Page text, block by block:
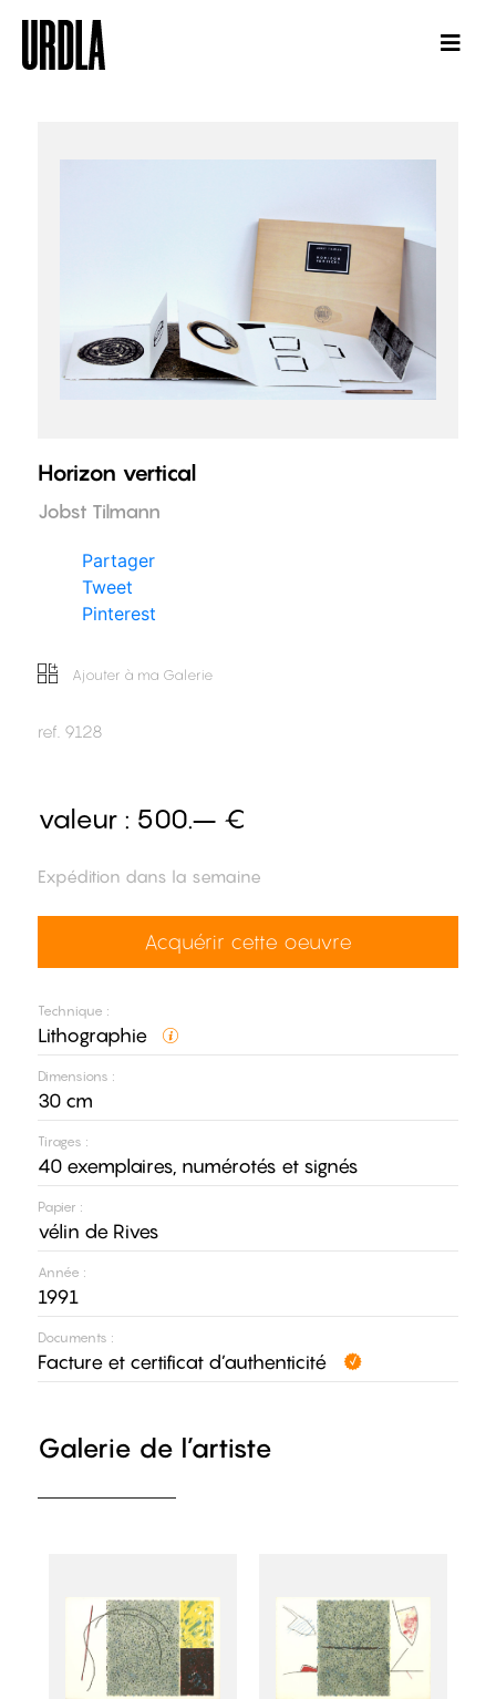
Horizon vertical
Jobst Tilmann
Partager
Tweet
Pinterest
Ajouter à ma Galerie
ref. 9128
Technique :
Lithographie
Dimensions :
30 cm
Tirages :
40 exemplaires, numérotés et signés
Papier :
vélin de Rives
Année :
1991
Documents :
Facture et certificat d’authenticité
valeur : 500.– €
Expédition dans la semaine
Acquérir cette oeuvre
Galerie de l’artiste